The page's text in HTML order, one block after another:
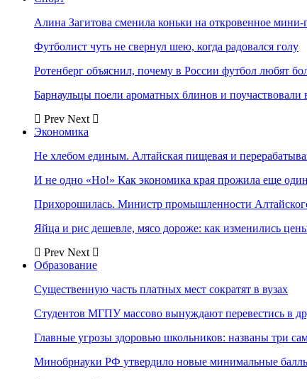
Алина Загитова сменила коньки на откровенное
Футболист чуть не свернул шею, когда радовался голу
Ротенберг объяснил, почему в России футбол любят
Барнаульцы поели ароматных блинов и
Prev Next
Экономика
Не хлебом единым. Алтайская пищевая и
И не одно «Но!» Как экономика края прожила еще
Прихорошилась. Министр промышленности
Яйца и рис дешевле, мясо дороже: как изменились
Prev Next
Образование
Существенную часть платных мест сократят в вузах
Студентов МГПУ массово вынуждают перевестись в
Главные угрозы здоровью школьников: названы три
Минобрнауки РФ утвердило новые минимальные